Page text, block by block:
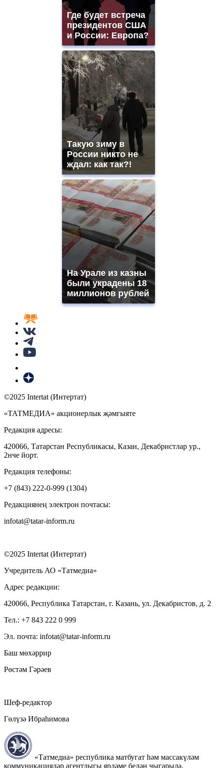
Где будет встреча
президентов США
и России: Европа?
Такую зиму в
России никто не
ждал: как так?!
На Урале из казны
были украдены 18
миллионов рублей
©2025 Intertat (Интертат)
«ТАТМЕДИА» акционерлык җәмгыяте
Редакция адресы:
420066, Татарстан Республикасы, Казан, Декабристлар ур.,
2нче йорт.
Редакция телефоны:
+7 (843) 222-0-999 (1304)
Редакциянең электрон почтасы:
infotat@tatar-inform.ru
©2025 Intertat (Интертат)
Учредитель АО «Татмедиа»
Адрес редакции:
420066, Республика Татарстан, г. Казань, ул. Декабристов, д. 2
Тел.: +7 843 222 0 999
Эл. почта: infotat@tatar-inform.ru
Баш мөхәррир
Рөстәм Гәрәев
Шеф-редактор
Гөлүзә Ибраһимова
«Татмедиа» республика матбугат һәм массакүләм
коммуникацияләр агентлыгы ярдәме белән чыгарыла.